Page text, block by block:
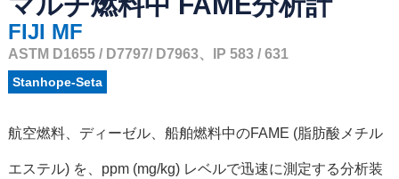
FIJI MF
ASTM D1655 / D7797/ D7963、IP 583 / 631
Stanhope-Seta
航空燃料、ディーゼル、船舶燃料中のFAME (脂肪酸メチル
エステル) を、ppm (mg/kg) レベルで迅速に測定する分析装